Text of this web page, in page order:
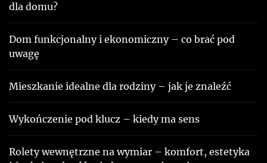
dla domu?
Dom funkcjonalny i ekonomiczny – co brać pod
uwagę
Mieszkanie idealne dla rodziny – jak je znaleźć
Wykończenie pod klucz – kiedy ma sens
Rolety wewnętrzne na wymiar – komfort, estetyka